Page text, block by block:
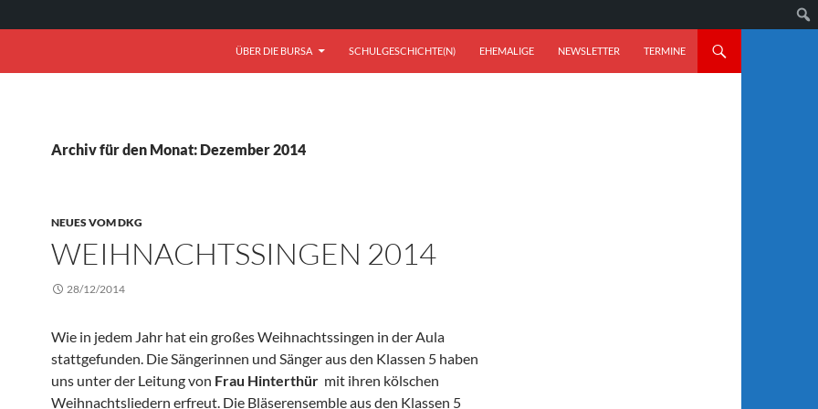
ÜBER DIE BURSA SCHULGESCHICHTE(N) EHEMALIGE NEWSLETTER TERMINE
Archiv für den Monat: Dezember 2014
NEUES VOM DKG
WEIHNACHTSSINGEN 2014
28/12/2014
Wie in jedem Jahr hat ein großes Weihnachtssingen in der Aula
stattgefunden. Die Sängerinnen und Sänger aus den Klassen 5 haben
uns unter der Leitung von Frau Hinterthür mit ihren kölschen
Weihnachtsliedern erfreut. Die Bläserensemble aus den Klassen 5